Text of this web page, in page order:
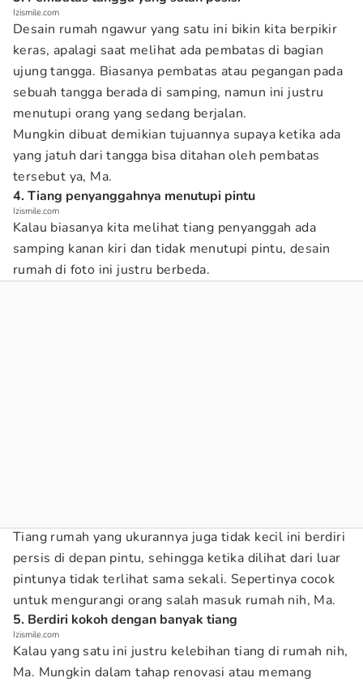
Izismile.com
Desain rumah ngawur yang satu ini bikin kita berpikir
keras, apalagi saat melihat ada pembatas di bagian
ujung tangga. Biasanya pembatas atau pegangan pada
sebuah tangga berada di samping, namun ini justru
menutupi orang yang sedang berjalan.
Mungkin dibuat demikian tujuannya supaya ketika ada
yang jatuh dari tangga bisa ditahan oleh pembatas
tersebut ya, Ma.
4. Tiang penyanggahnya menutupi pintu
Izismile.com
Kalau biasanya kita melihat tiang penyanggah ada
samping kanan kiri dan tidak menutupi pintu, desain
rumah di foto ini justru berbeda.
Tiang rumah yang ukurannya juga tidak kecil ini berdiri
persis di depan pintu, sehingga ketika dilihat dari luar
pintunya tidak terlihat sama sekali. Sepertinya cocok
untuk mengurangi orang salah masuk rumah nih, Ma.
5. Berdiri kokoh dengan banyak tiang
Izismile.com
Kalau yang satu ini justru kelebihan tiang di rumah nih,
Ma. Mungkin dalam tahap renovasi atau memang